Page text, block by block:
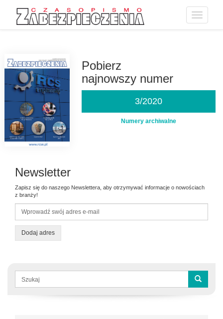
Toggle
Pobierz
najnowszy numer
3/2020
Numery archiwalne
Newsletter
Zapisz się do naszego Newslettera, aby otrzymywać informacje o nowościach
z branży!
Dodaj adres
Formularz
wyszukiwania